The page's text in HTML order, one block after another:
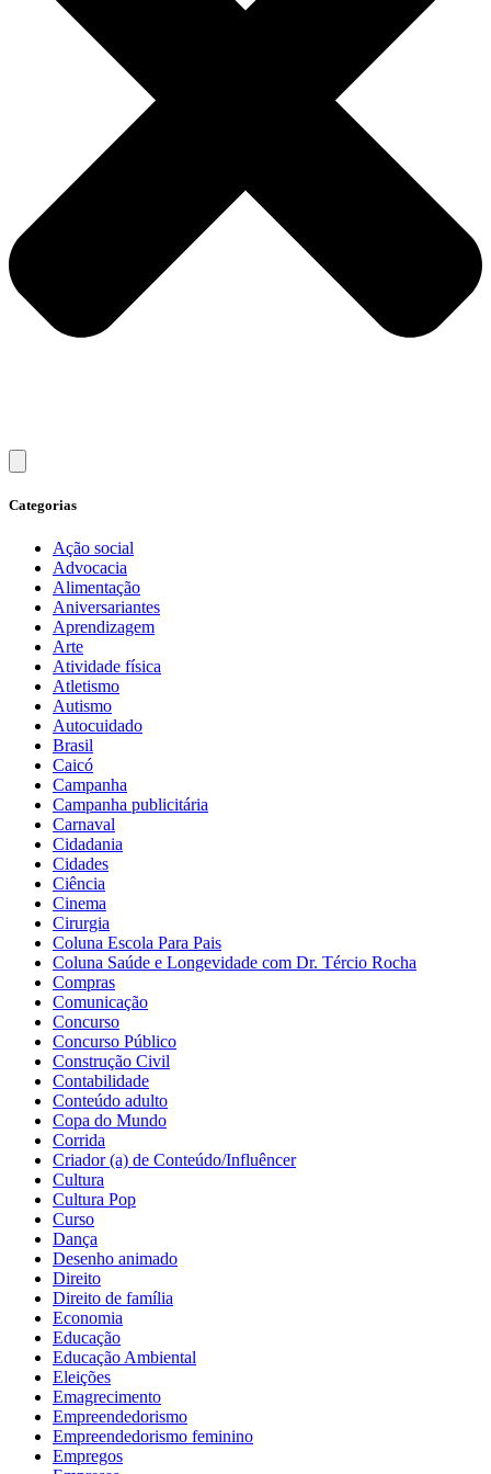
Categorias
Ação social
Advocacia
Alimentação
Aniversariantes
Aprendizagem
Arte
Atividade física
Atletismo
Autismo
Autocuidado
Brasil
Caicó
Campanha
Campanha publicitária
Carnaval
Cidadania
Cidades
Ciência
Cinema
Cirurgia
Coluna Escola Para Pais
Coluna Saúde e Longevidade com Dr. Tércio Rocha
Compras
Comunicação
Concurso
Concurso Público
Construção Civil
Contabilidade
Conteúdo adulto
Copa do Mundo
Corrida
Criador (a) de Conteúdo/Influêncer
Cultura
Cultura Pop
Curso
Dança
Desenho animado
Direito
Direito de família
Economia
Educação
Educação Ambiental
Eleições
Emagrecimento
Empreendedorismo
Empreendedorismo feminino
Empregos